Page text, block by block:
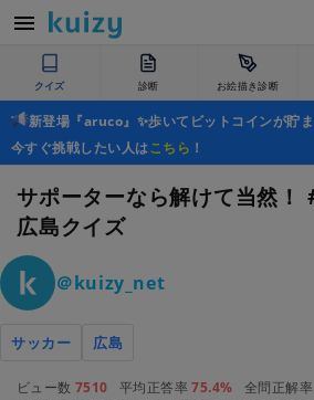
クイズ 診断 お絵描き診断
新登場『aruco』✨歩いてビットコインが貯
今すぐ挑戦したい人はこちら ！
サポーターなら解けて当然！
広島クイズ
＠kuizy_net
サッカー 広島
ビュー数 7510 平均正答率75.4% 全問正解率